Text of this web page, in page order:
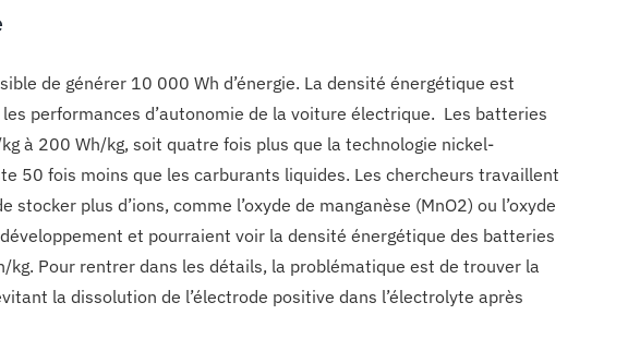
de générer 10 000 Wh d’énergie. La densité énergétique est
performances d’autonomie de la voiture électrique. Les batteries
à 200 Wh/kg, soit quatre fois plus que la technologie nickel-
50 fois moins que les carburants liquides. Les chercheurs travaillent
plus d’ions, comme l’oxyde de manganèse (MnO2) ou l’oxyde
et pourraient voir la densité énergétique des batteries
Pour rentrer dans les détails, la problématique est de trouver la
la dissolution de l’électrode positive dans l’électrolyte après